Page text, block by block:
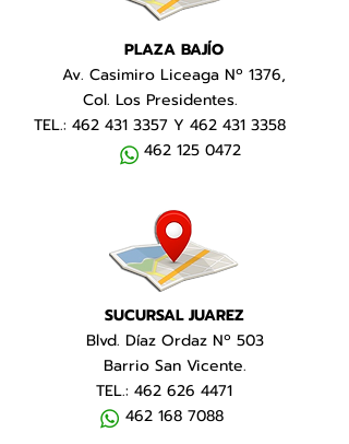
PLAZA BAJÍO
Av. Casimiro Liceaga Nº 1376,
Col. Los Presidentes.
TEL.: 462 431 3357 Y 462 431 3358
462 125 0472
SUCURSAL JUAREZ
Blvd. Díaz Ordaz Nº 503
Barrio San Vicente.
TEL.: 462 626 4471
462 168 7088